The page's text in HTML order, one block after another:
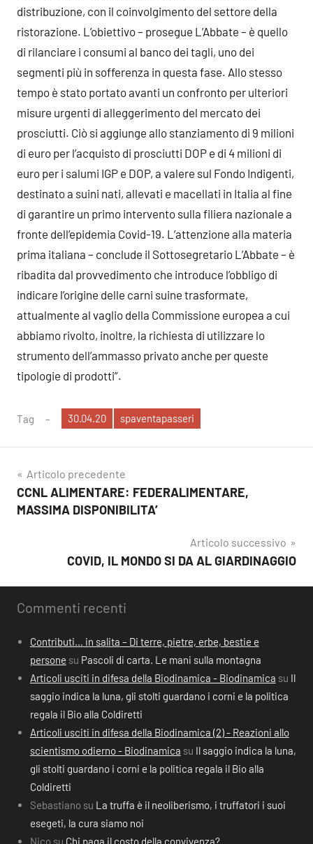
distribuzione, con il coinvolgimento del settore della
ristorazione. L’obiettivo – prosegue L’Abbate – è quello
di rilanciare i consumi al banco dei tagli, uno dei
segmenti più in sofferenza in questa fase. Allo stesso
tempo è stato portato avanti un confronto per ulteriori
misure urgenti di alleggerimento del mercato dei
prosciutti. Ciò si aggiunge allo stanziamento di 9 milioni
di euro per l’acquisto di prosciutti DOP e di 4 milioni di
euro per i salumi IGP e DOP, a valere sul Fondo Indigenti,
destinato a suini nati, allevati e macellati in Italia al fine
di garantire un primo intervento sulla filiera nazionale a
fronte dell’epidemia Covid-19. L’attenzione alla materia
prima italiana – conclude il Sottosegretario L’Abbate – è
ribadita dal provvedimento che introduce l’obbligo di
indicare l’origine delle carni suine trasformate,
attualmente al vaglio della Commissione europea a cui
abbiamo rivolto, inoltre, la richiesta di utilizzare lo
strumento dell’ammasso privato anche per queste
tipologie di prodotti”.
Tag 30.04.20 spaventapasseri
Navigazione
articoli
Articolo precedente
CCNL ALIMENTARE: FEDERALIMENTARE,
MASSIMA DISPONIBILITA’
Articolo successivo
COVID, IL MONDO SI DA AL GIARDINAGGIO
Commenti recenti
Contributi… in salita – Di terre, pietre, erbe, bestie e
persone su Pascoli di carta. Le mani sulla montagna
Articoli usciti in difesa della Biodinamica - Biodinamica su Il
saggio indica la luna, gli stolti guardano i corni e la politica
regala il Bio alla Coldiretti
Articoli usciti in difesa della Biodinamica (2) - Reazioni allo
scientismo odierno - Biodinamica su Il saggio indica la luna,
gli stolti guardano i corni e la politica regala il Bio alla
Coldiretti
Sebastiano su La truffa è il neoliberismo, i truffatori i suoi
esegeti, la cura siamo noi
Nico su Chi paga il costo della convivenza?